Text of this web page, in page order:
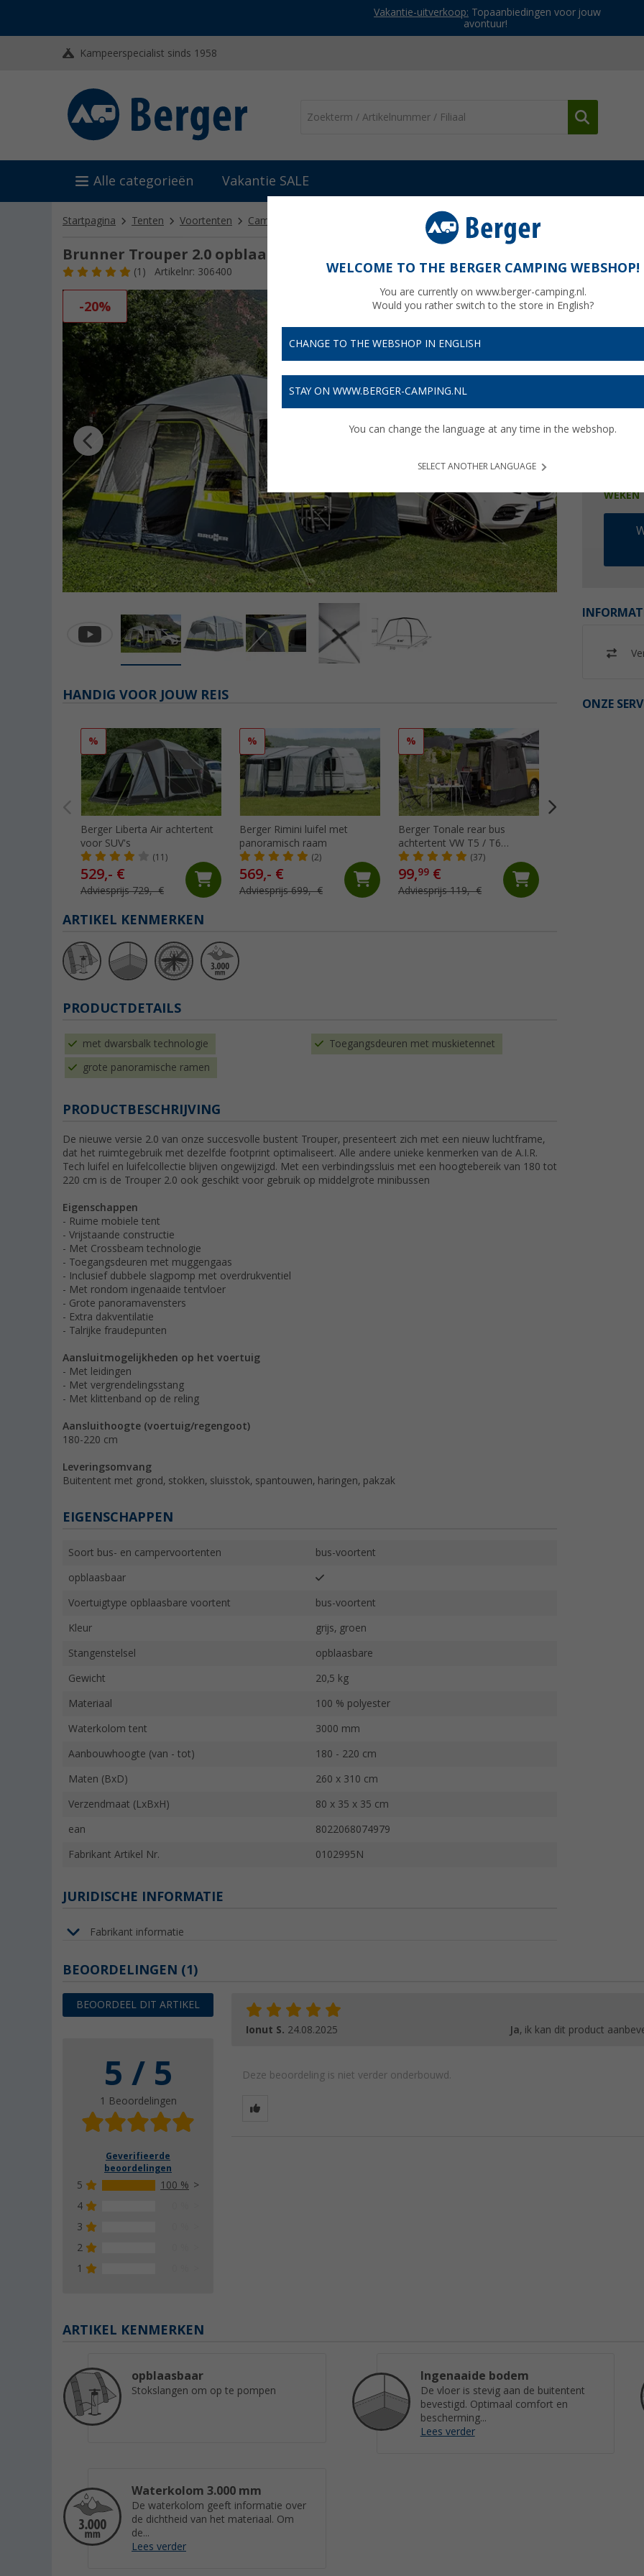
Vakantie-uitverkoop: Topaanbiedingen voor jouw
avontuur!
Kampeerspecialist sinds 1958
Alle categorieën Vakantie SALE
Startpagina Tenten Voortenten Camper- en busvoortenten Brunner Trouper 2.0 opblaasbare busluifel
Brunner Trouper 2.0 opblaasbare busluifel
(1) Artikelnr: 306400
-20%
€
Prijzen
14,28€
WEKEN
ONZE
HANDIG VOOR JOUW REIS
%
Berger Liberta Air achtertent
voor SUV's
(11)
529,- €
Adviesprijs 729,- €
%
Berger Rimini luifel met
panoramisch raam
(2)
569,- €
Adviesprijs 699,- €
%
Berger Tonale rear bus
achtertent VW T5 / T6
antraciet/zwart (37)
99,99 €
Adviesprijs 119,- €
ARTIKEL KENMERKEN
PRODUCTDETAILS
met dwarsbalk technologie Toegangsdeuren met muskietennet
grote panoramische ramen
PRODUCTBESCHRIJVING
De nieuwe versie 2.0 van onze succesvolle bustent Trouper, presenteert zich met een nieuw luchtframe,
dat het ruimtegebruik met dezelfde footprint optimaliseert. Alle andere unieke kenmerken van de A.I.R.
Tech luifel en luifelcollectie blijven ongewijzigd. Met een verbindingssluis met een hoogtebereik van 180 tot
220 cm is de Trouper 2.0 ook geschikt voor gebruik op middelgrote minibussen
Eigenschappen
- Ruime mobiele tent
- Vrijstaande constructie
- Met Crossbeam technologie
- Toegangsdeuren met muggengaas
- Inclusief dubbele slagpomp met overdrukventiel
- Met rondom ingenaaide tentvloer
- Grote panoramavensters
- Extra dakventilatie
- Talrijke fraudepunten
Aansluitmogelijkheden op het voertuig
- Met leidingen
- Met vergrendelingsstang
- Met klittenband op de reling
Aansluithoogte (voertuig/regengoot)
180-220 cm
Leveringsomvang
Buitentent met grond, stokken, sluisstok, spantouwen, haringen, pakzak
EIGENSCHAPPEN
Soort bus- en campervoortenten bus-voortent
opblaasbaar
Voertuigtype opblaasbare voortent bus-voortent
Kleur grijs, groen
Stangenstelsel opblaasbare
Gewicht 20,5 kg
Materiaal 100 % polyester
Waterkolom tent 3000 mm
Aanbouwhoogte (van - tot) 180 - 220 cm
Maten (BxD) 260 x 310 cm
Verzendmaat (LxBxH) 80 x 35 x 35 cm
ean 8022068074979
Fabrikant Artikel Nr. 0102995N
JURIDISCHE INFORMATIE
Fabrikant informatie
BEOORDELINGEN (1)
BEOORDEEL DIT ARTIKEL
5 / 5
1 Beoordelingen
Geverifieerde
beoordelingen
5
100 %
4
3
2
1
Ionut S. 24.08.2025 Ja, ik kan dit product
Deze beoordeling is niet verder onderbouwd.
ARTIKEL KENMERKEN
opblaasbaar
Stokslangen om op te pompen
Ingenaaide bodem
De vloer is stevig aan de buitentent
bevestigd. Optimaal comfort en
bescherming...
Lees verder
Waterkolom 3.000 mm
De waterkolom geeft informatie over
de dichtheid van het materiaal. Om
de...
Lees verder
WELCOME TO THE BERGER CAMPING WEBSHOP!
You are currently on www.berger-camping.nl.
Would you rather switch to the store in English?
CHANGE TO THE WEBSHOP IN ENGLISH
STAY ON WWW.BERGER-CAMPING.NL
You can change the language at any time in the webshop.
SELECT ANOTHER LANGUAGE